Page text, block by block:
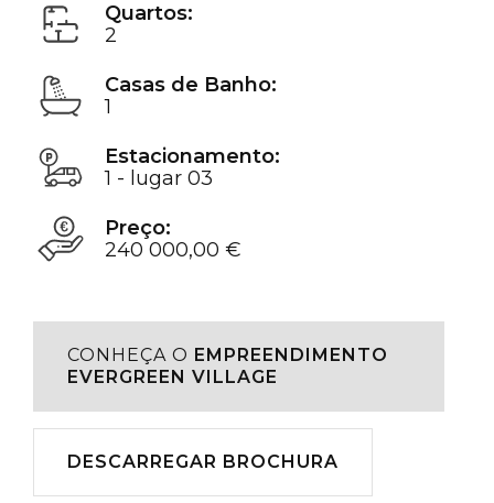
Quartos:
2
Casas de Banho:
1
Estacionamento:
1 - lugar 03
Preço:
240 000,00 €
CONHEÇA O EMPREENDIMENTO
EVERGREEN VILLAGE
DESCARREGAR BROCHURA
Descarregar